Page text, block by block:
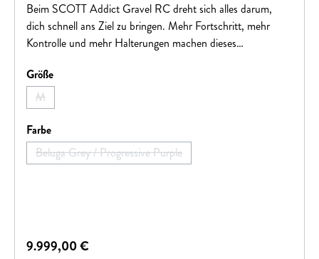
Beim SCOTT Addict Gravel RC dreht sich alles darum,
dich schnell ans Ziel zu bringen. Mehr Fortschritt, mehr
Kontrolle und mehr Halterungen machen dieses
Natur, wo auch immer das sein mag.
Größeauswählen
M
(Diese Option ist zurzeit nicht verfügbar.)
Farbeauswählen
Beluga Grey / Progressive Purple
(Diese Option ist zurzeit nicht verfügbar.)
Regulärer Preis:
9.999,00 €